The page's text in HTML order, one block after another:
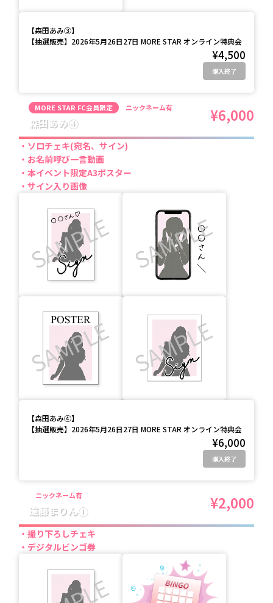
【森田あみ③】
【抽選販売】2026年5月26日27日 MORE STAR オンライン特典会
¥4,500
購入終了
MORE STAR FC会員限定 ニックネーム有
森田あみ④ ¥6,000
ソロチェキ(宛名、サイン)
お名前呼び一言動画
本イベント限定A3ポスター
サイン入り画像
【森田あみ④】
【抽選販売】2026年5月26日27日 MORE STAR オンライン特典会
¥6,000
購入終了
ニックネーム有
遠藤まりん① ¥2,000
撮り下ろしチェキ
デジタルビンゴ券